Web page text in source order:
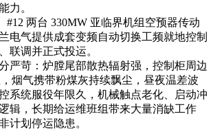
力。
#12 两台 330MW 亚临界机组空预器传动
电气提供成套变频自动切换工频就地控制
联调并正式投运。
严苛：炉膛尾部散热辐射强，控制柜周边
烟气携带粉煤灰持续飘尘，昼夜温差波
系统服役年限久，机械触点老化、启动冲
辑，长期给运维班组带来大量消缺工作
计划停运隐患。